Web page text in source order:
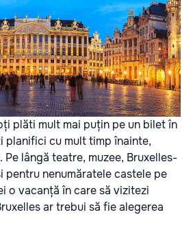
plăti mult mai puțin pe un bilet în
planifici cu mult timp înainte,
Pe lângă teatre, muzee, Bruxelles-
pentru nenumăratele castele pe
o vacanță în care să vizitezi
ar trebui să fie alegerea